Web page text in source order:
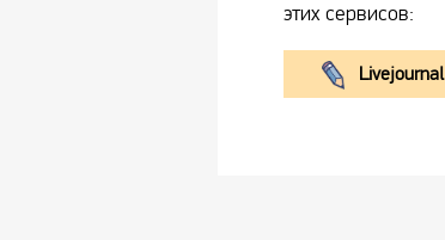
этих сервисов:
Livejournal